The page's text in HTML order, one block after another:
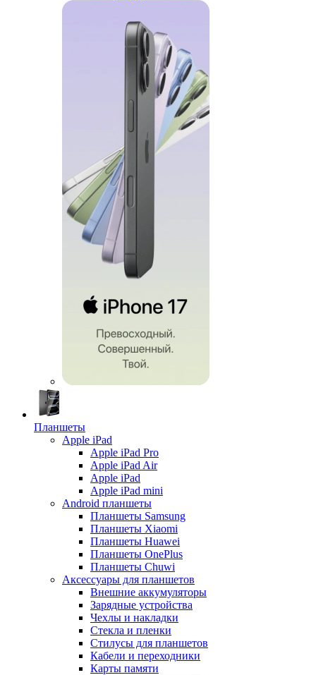
Планшеты
Apple iPad
Apple iPad Pro
Apple iPad Air
Apple iPad
Apple iPad mini
Android планшеты
Планшеты Samsung
Планшеты Xiaomi
Планшеты Huawei
Планшеты OnePlus
Планшеты Chuwi
Аксессуары для планшетов
Внешние аккумуляторы
Зарядные устройства
Чехлы и накладки
Стекла и пленки
Стилусы для планшетов
Кабели и переходники
Карты памяти